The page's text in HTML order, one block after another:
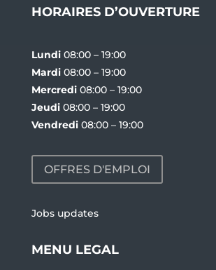
HORAIRES D’OUVERTURE
Lundi08:00 – 19:00
Mardi08:00 – 19:00
Mercredi08:00 – 19:00
Jeudi08:00 – 19:00
Vendredi08:00 – 19:00
OFFRES D'EMPLOI
Jobs updates
MENU LEGAL